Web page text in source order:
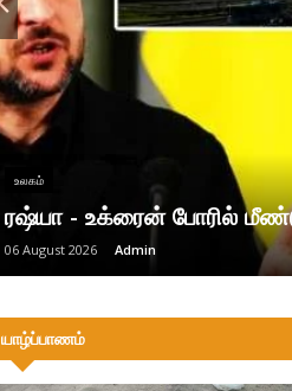
உலகம்
ரஷ்யா - உக்ரைன் போரில்
06 August 2026 Admin
யாழ்ப்பாணம்